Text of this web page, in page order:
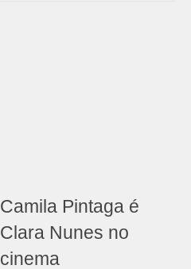
Camila Pintaga é
Clara Nunes no
cinema